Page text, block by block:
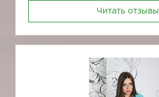
Читать отзывы